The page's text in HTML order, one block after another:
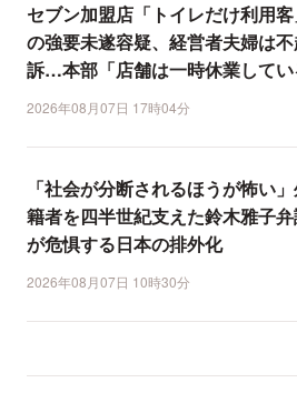
セブン加盟店「トイレだけ利用
の強要未遂容疑、経営者夫婦は
訴…本部「店舗は一時休業してい
2026年08月07日 17時04分
「社会が分断されるほうが怖い
籍者を四半世紀支えた鈴木雅子
が危惧する日本の排外化
2026年08月07日 10時30分